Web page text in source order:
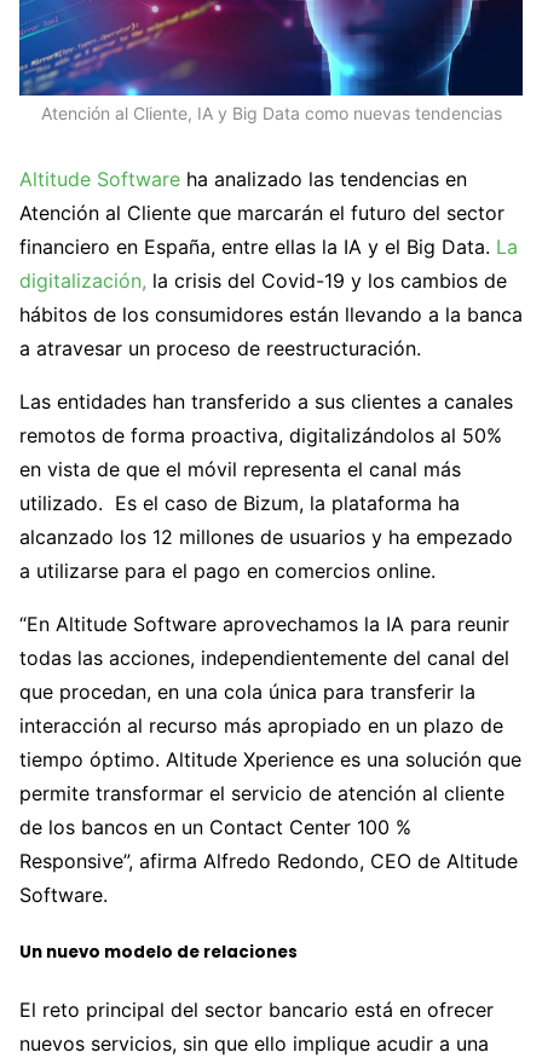
Atención al Cliente, IA y Big Data como nuevas tendencias
Altitude Software ha analizado las tendencias en
Atención al Cliente que marcarán el futuro del sector
financiero en España, entre ellas la IA y el Big Data. La
digitalización, la crisis del Covid-19 y los cambios de
hábitos de los consumidores están llevando a la banca
a atravesar un proceso de reestructuración.
Las entidades han transferido a sus clientes a canales
remotos de forma proactiva, digitalizándolos al 50%
en vista de que el móvil representa el canal más
utilizado. Es el caso de Bizum, la plataforma ha
alcanzado los 12 millones de usuarios y ha empezado
a utilizarse para el pago en comercios online.
“En Altitude Software aprovechamos la IA para reunir
todas las acciones, independientemente del canal del
que procedan, en una cola única para transferir la
interacción al recurso más apropiado en un plazo de
tiempo óptimo. Altitude Xperience es una solución que
permite transformar el servicio de atención al cliente
de los bancos en un Contact Center 100 %
Responsive”, afirma Alfredo Redondo, CEO de Altitude
Software.
Un nuevo modelo de relaciones
El reto principal del sector bancario está en ofrecer
nuevos servicios, sin que ello implique acudir a una